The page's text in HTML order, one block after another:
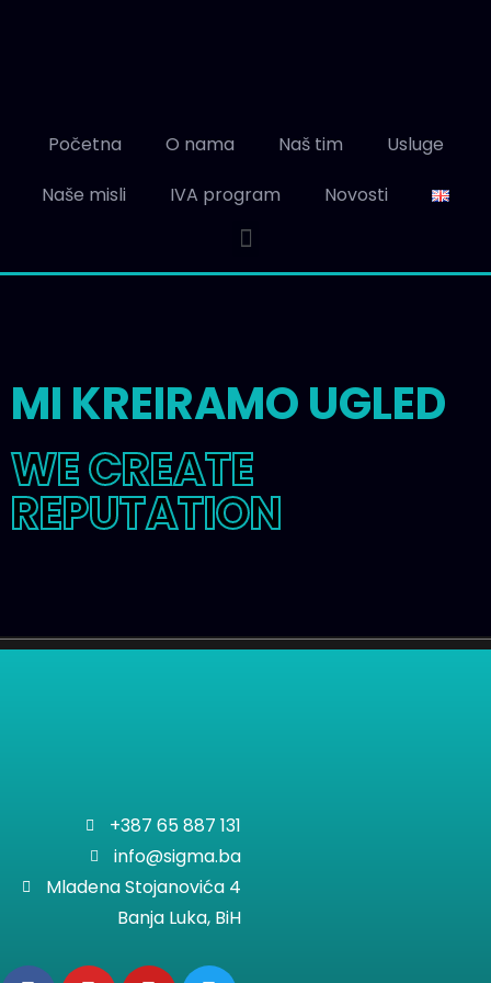
Početna O nama Naš tim
Usluge
Naše misli
IVA program Novosti
MI KREIRAMO UGLED
WE CREATE
REPUTATION
+387 65 887 131
info@sigma.ba
Mladena Stojanovića 4
Banja Luka, BiH